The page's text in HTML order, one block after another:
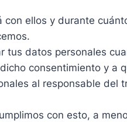
ellos y durante
tus datos personales
consentimiento y a
al responsable del
con esto, a